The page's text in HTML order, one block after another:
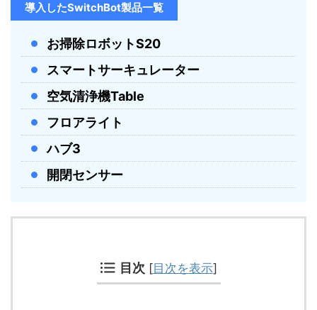
導入したSwitchBot製品一覧
お掃除ロボットS20
スマートサーキュレーター
空気清浄機Table
フロアライト
ハブ3
開閉センサー
目次 [目次を表示]